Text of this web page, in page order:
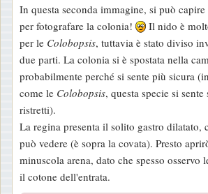
In questa seconda immagine, si può
per fotografare la colonia!
Il nido è
per le Colobopsis, tuttavia è stato diviso
due parti. La colonia si è spostata nella
probabilmente perché si sente più sicura
come le Colobopsis, questa specie si
ristretti).
La regina presenta il solito gastro dilatato,
può vedere (è sopra la covata). Presto
minuscola arena, dato che spesso osservo
il cotone dell'entrata.